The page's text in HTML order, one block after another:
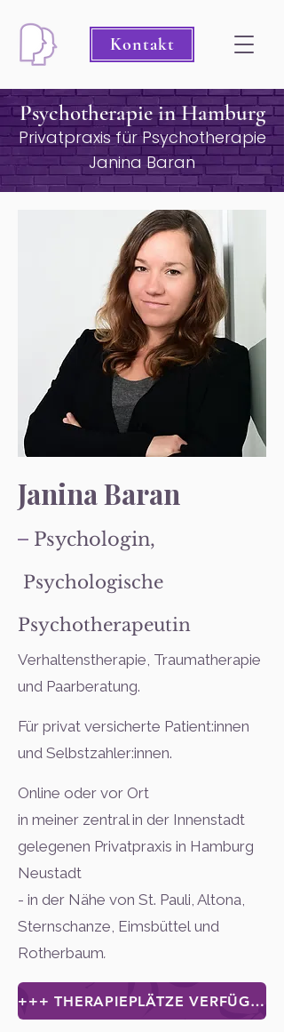
Kontakt
Psychotherapie in Hamburg
Privatpraxis für Psychotherapie
Janina Baran
Janina Baran
Psychologin,
Psychologische
Psychotherapeutin
Verhaltenstherapie, Traumatherapie
und Paarberatung.
Für privat versicherte Patient:innen
und Selbstzahler:innen.​
Online oder vor Ort
in meiner zentral in der Innenstadt
gelegenen Privatpraxis in Hamburg
Neustadt
- in der Nähe von St. Pauli, Altona,
Sternschanze, Eimsbüttel und
Rotherbaum.
+++ THERAPIEPLÄTZE VERFÜGBAR IN GERINGER ANZAHL +++